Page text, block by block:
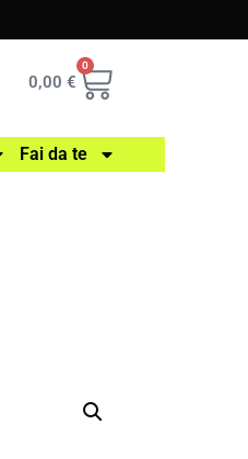
0,00 €
0
Fai da te